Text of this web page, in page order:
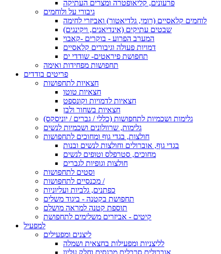
פרעונים, קליאופטרה ומצרים העתיקה
גיבורי על ולוחמים
לוחמים קלאסיים (רומי, גלדיאטור) ואביזרי לחימה
שבטים עתיקים (אינדיאנים, ויקינגים)
המערב הפרוע - בוקרים -קאבוי
דמויות פעולה וגיבורים קלאסיים
תחפושת פיראטים- שודדי ים
תחפושות מפחידות ואימה
פריטים בודדים
חצאיות לתחפושות
חצאיות טוטו
חצאיות לדמויות וקונספט
חצאיות בשחור ולבן
גלימות ושכמיות לתחפושות (כללי / גברים / יוניסקס)
גלימות, שרוולונים ושכמיות לנשים
חולצות, בגדי גוף ומחוכים לתחפושות
בגדי גוף, אוברולים וחולצות לנשים ובנות
מחוכים, סטרפלס וטופים לנשים
חולצות וגופיות לגברים
וסטים לתחפושות
מכנסיים לתחפושות /
כפתנים, גלביות ועליוניות
תחפושת בקטנה - ביגוד משלים
תוספת קטנה למראה מושלם
קיטים - אביזרים משלימים לתחפושת
למפעיל
ליצנים ומפעילים
לליצניות ומפעילות בחצאית ושמלה
אוברולים סרבלים מכנסים וחלק עליון